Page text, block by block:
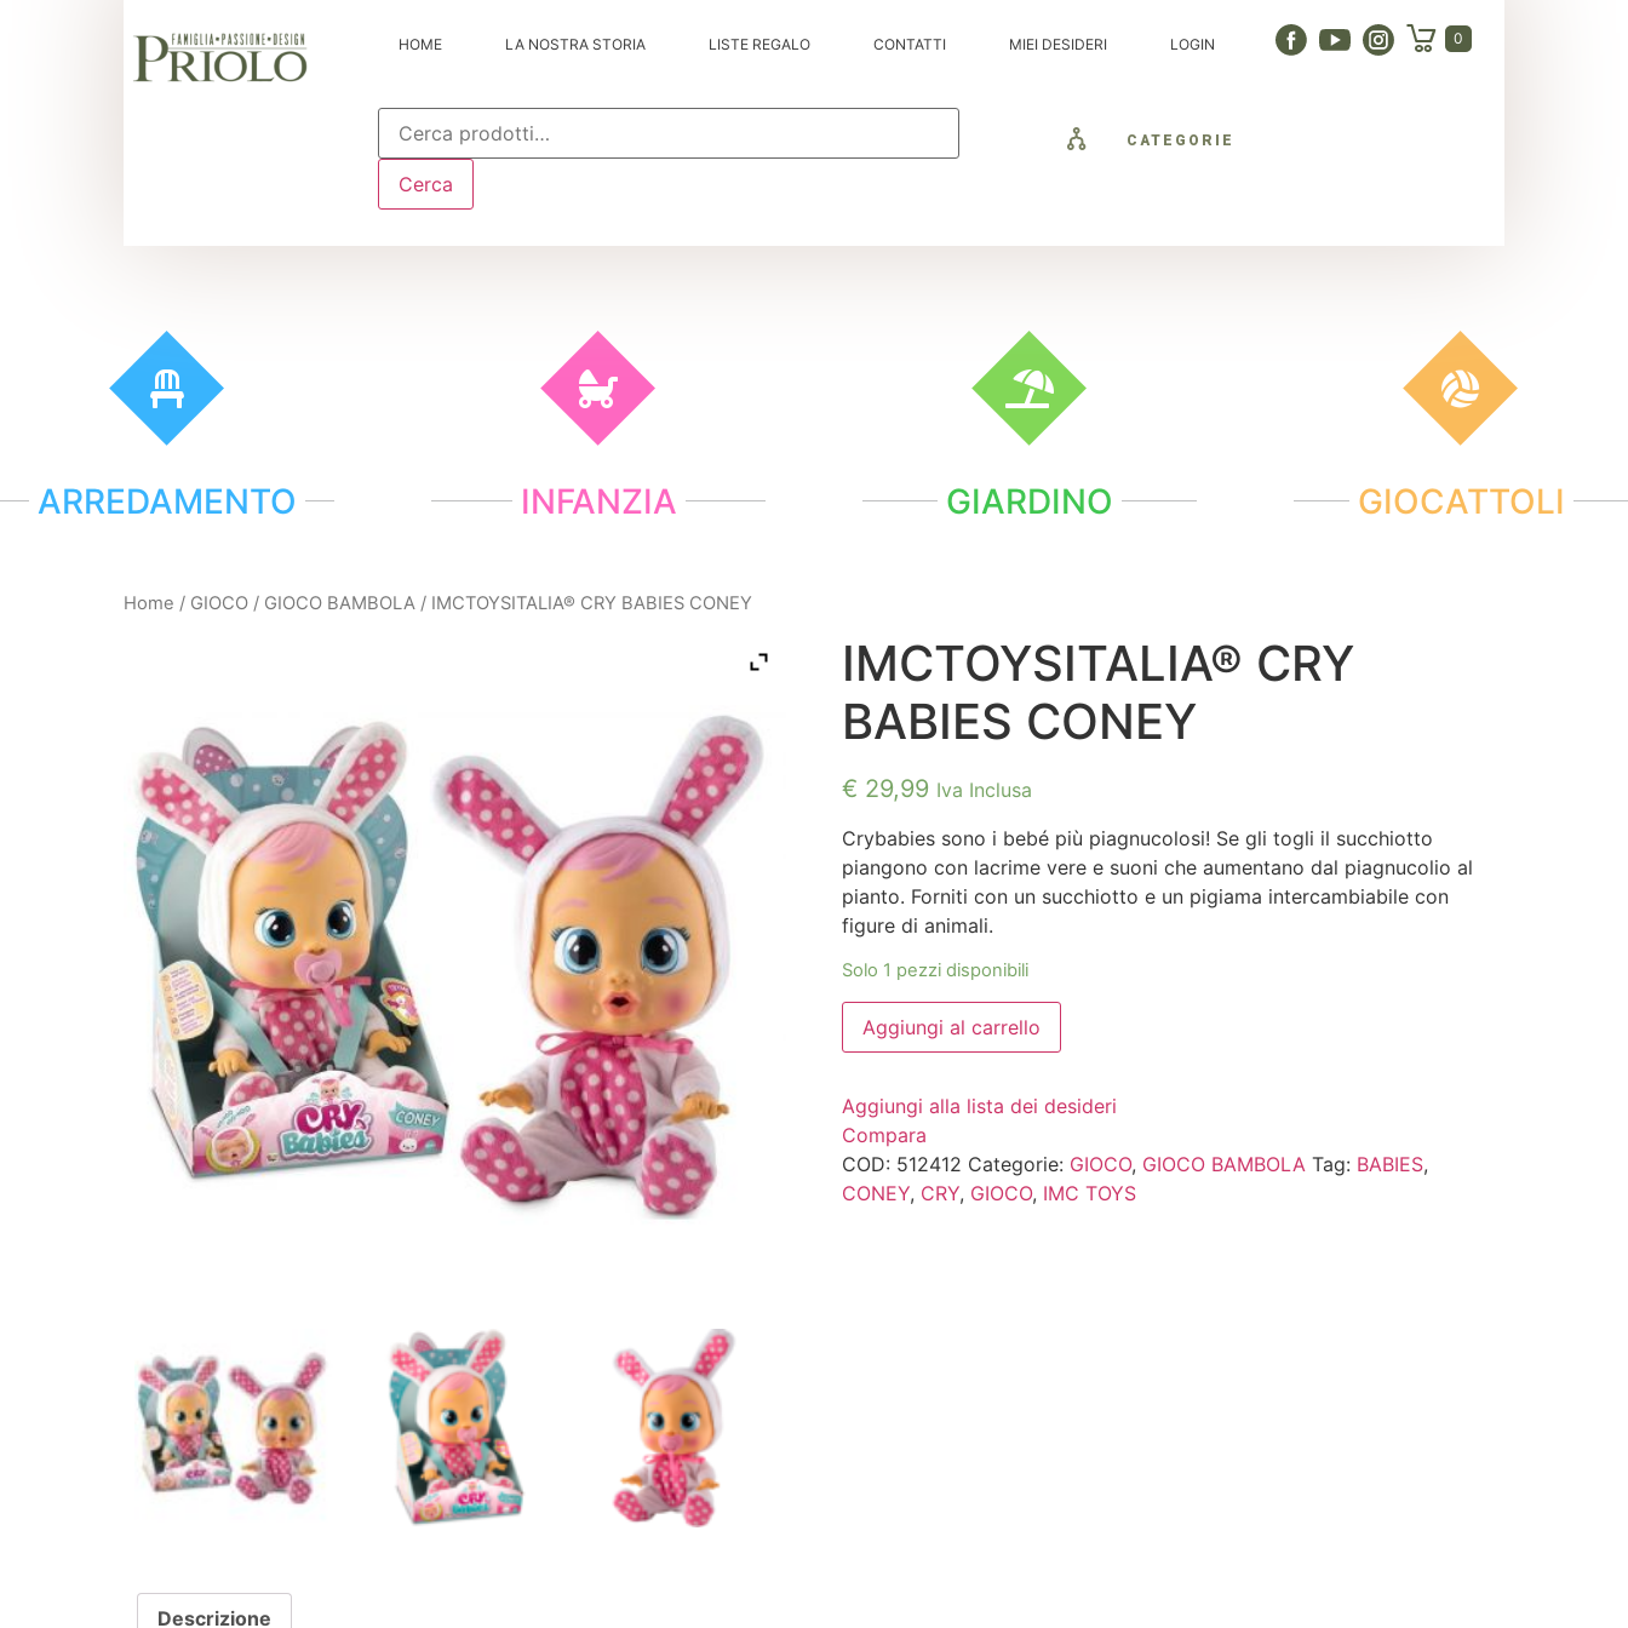
HOME LA NOSTRA STORIA LISTE REGALO CONTATTI MIEI DESIDERI LOGIN
Cerca:
Cerca
CATEGORIE
0
ARREDAMENTO INFANZIA GIARDINO GIOCATTOLI
Home / GIOCO / GIOCO BAMBOLA / IMCTOYSITALIA® CRY BABIES CONEY
IMCTOYSITALIA® CRY
BABIES CONEY
€ 29,99 Iva Inclusa
Crybabies sono i bebé più piagnucolosi! Se gli togli il succhiotto
piangono con lacrime vere e suoni che aumentano dal piagnucolio al
pianto. Forniti con un succhiotto e un pigiama intercambiabile con
figure di animali.
Solo 1 pezzi disponibili
IMCTOYSITALIA®
CRY
BABIES
Aggiungi al carrello
Aggiungi alla lista dei desideri
Compara
COD: 512412 Categorie: GIOCO, GIOCO BAMBOLA Tag: BABIES,
CONEY, CRY, GIOCO, IMC TOYS
Descrizione